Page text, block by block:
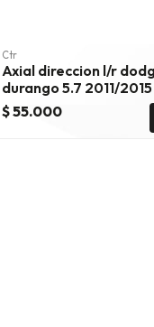
Ctr
Axial direccion l/r
durango 5.7 2011/2015
$ 55.000